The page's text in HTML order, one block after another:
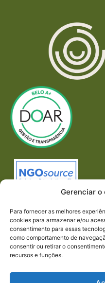
Gerenciar
Para fornecer as melhores
cookies para armazenar e/ou
consentimento para essas
como comportamento de
consentir ou retirar o
recursos e funções.